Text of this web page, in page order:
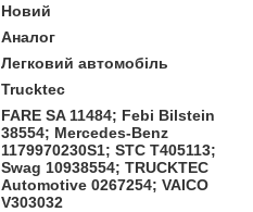
Новий
Аналог
Легковий автомобіль
Trucktec
FARE SA 11484; Febi Bilstein
38554; Mercedes-Benz
1179970230S1; STC T405113;
Swag 10938554; TRUCKTEC
Automotive 0267254; VAICO
V303032